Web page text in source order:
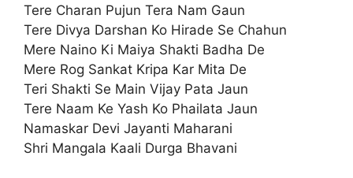
Tere Charan Pujun Tera Nam Gaun
Tere Divya Darshan Ko Hirade Se Chahun
Mere Naino Ki Maiya Shakti Badha De
Mere Rog Sankat Kripa Kar Mita De
Teri Shakti Se Main Vijay Pata Jaun
Tere Naam Ke Yash Ko Phailata Jaun
Namaskar Devi Jayanti Maharani
Shri Mangala Kaali Durga Bhavani